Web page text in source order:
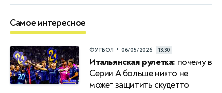
Самое интересное
ФУТБОЛ • 06/05/2026 13:30
Итальянская рулетка: почему в
Серии A больше никто не
может защитить скудетто